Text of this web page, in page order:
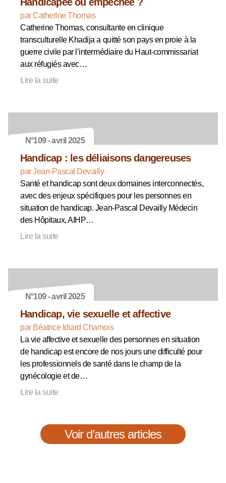
par Catherine Thomas
Catherine Thomas, consultante en clinique
transculturelle Khadija a quitté son pays en proie à la
guerre civile par l’intermédiaire du Haut-commissariat
aux réfugiés avec…
Lire la suite
N°109 - avril 2025
Handicap : les déliaisons dangereuses
par Jean-Pascal Devailly
Santé et handicap sont deux domaines interconnectés,
avec des enjeux spécifiques pour les personnes en
situation de handicap. Jean-Pascal Devailly Médecin
des Hôpitaux, AIHP…
Lire la suite
N°109 - avril 2025
Handicap, vie sexuelle et affective
par Béatrice Idiard Chamois
La vie affective et sexuelle des personnes en situation
de handicap est encore de nos jours une difficulté pour
les professionnels de santé dans le champ de la
gynécologie et de…
Lire la suite
Voir d’autres articles